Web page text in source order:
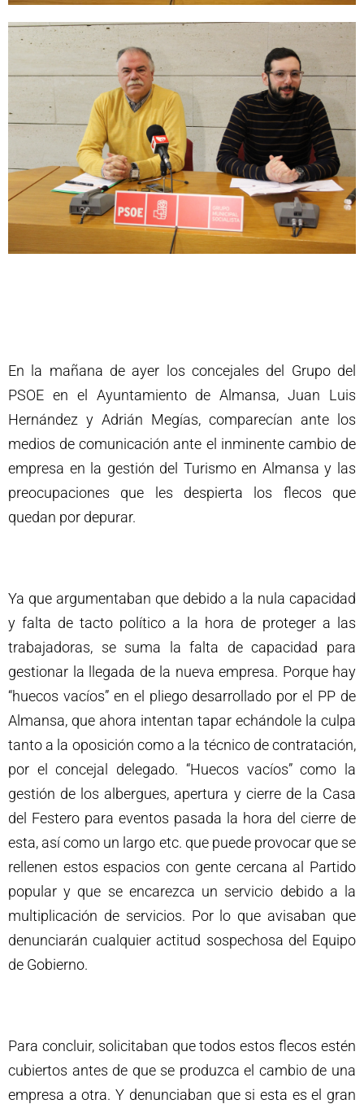
En la mañana de ayer los concejales del Grupo del
PSOE en el Ayuntamiento de Almansa, Juan Luis
Hernández y Adrián Megías, comparecían ante los
medios de comunicación ante el inminente cambio de
empresa en la gestión del Turismo en Almansa y las
preocupaciones que les despierta los flecos que
quedan por depurar.
Ya que argumentaban que debido a la nula capacidad
y falta de tacto político a la hora de proteger a las
trabajadoras, se suma la falta de capacidad para
gestionar la llegada de la nueva empresa. Porque hay
“huecos vacíos” en el pliego desarrollado por el PP de
Almansa, que ahora intentan tapar echándole la culpa
tanto a la oposición como a la técnico de contratación,
por el concejal delegado. “Huecos vacíos” como la
gestión de los albergues, apertura y cierre de la Casa
del Festero para eventos pasada la hora del cierre de
esta, así como un largo etc. que puede provocar que se
rellenen estos espacios con gente cercana al Partido
popular y que se encarezca un servicio debido a la
multiplicación de servicios. Por lo que avisaban que
denunciarán cualquier actitud sospechosa del Equipo
de Gobierno.
Para concluir, solicitaban que todos estos flecos estén
cubiertos antes de que se produzca el cambio de una
empresa a otra. Y denunciaban que si esta es el gran